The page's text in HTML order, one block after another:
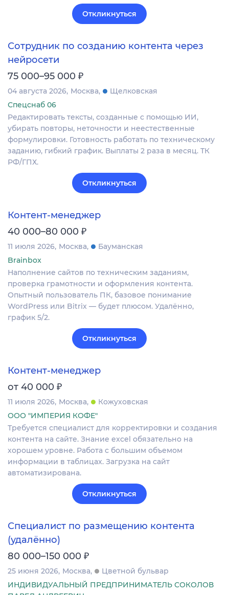
Откликнуться
Сотрудник по созданию контента через
нейросети
75 000–95 000 ₽
04 августа 2026 Москва
Щелковская
Спецснаб 06
Редактировать тексты, созданные с помощью ИИ,
убирать повторы, неточности и неестественные
формулировки. Готовность работать по техническому
заданию, гибкий график. Выплаты 2 раза в месяц. ТК
РФ/ГПХ.
Откликнуться
Контент-менеджер
40 000–80 000 ₽
11 июля 2026 Москва
Бауманская
Brainbox
Наполнение сайтов по техническим заданиям,
проверка грамотности и оформления контента.
Опытный пользователь ПК, базовое понимание
WordPress или Bitrix — будет плюсом. Удалённо,
график 5/2.
Откликнуться
Контент-менеджер
от 40 000 ₽
11 июля 2026 Москва
Кожуховская
ООО "ИМПЕРИЯ КОФЕ"
Требуется специалист для корректировки и создания
контента на сайте. Знание excel обязательно на
хорошем уровне. Работа с большим объемом
информации в таблицах. Загрузка на сайт
автоматизирована.
Откликнуться
Специалист по размещению контента
(удалённо)
80 000–150 000 ₽
25 июня 2026 Москва
Цветной бульвар
ИНДИВИДУАЛЬНЫЙ ПРЕДПРИНИМАТЕЛЬ СОКОЛОВ